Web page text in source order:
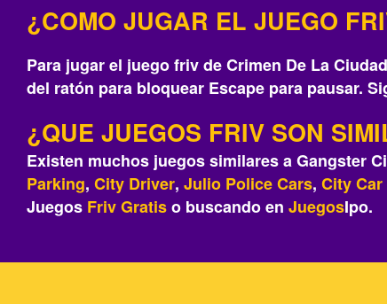
¿COMO JUGAR EL JUEGO
Para jugar el juego friv de Crimen De La
del ratón para bloquear Escape para pausar.
¿QUE JUEGOS FRIV SON
Existen muchos juegos similares a Gangster
Parking, City Driver, Julio Police Cars, City
Juegos FrivGratiso buscando en JuegosIpo.